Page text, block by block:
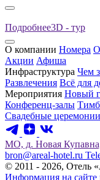
Подробнее3D - тур
О компании Номера
Акции Афиша
Инфраструктура Чем
Развлечения Всё для
Мероприятия Новый
Конференц-залы
Свадебные церемонии
МО, д. Новая
bron@areal-hotel.ru
© 2011 - 2026, Отель
Информация на сайте